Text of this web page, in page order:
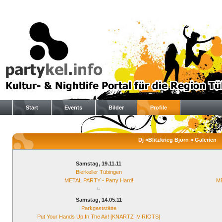
Start Events Bilder Profile
Dj »Blitzkrieg Björn » Galerien
Samstag, 19.11.11
Bierkeller Tübingen
METAL PARTY - Party Hard!
Samstag, 14.05.11
Parkgaststätte
Put Your Hands Up In The Air! [KNARTZ IV RIOTS]